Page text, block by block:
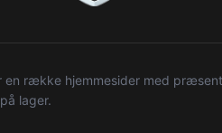
række hjemmesider med
lager.